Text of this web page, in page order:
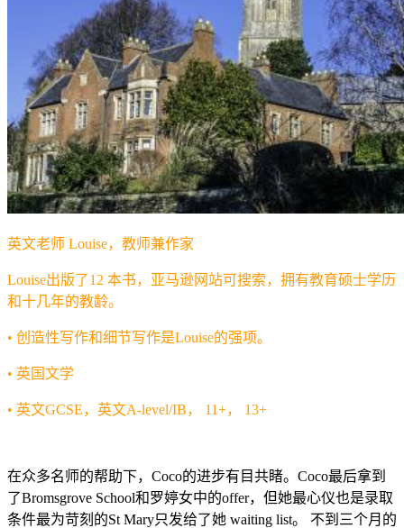
英文老师 Louise，教师兼作家
Louise出版了12 本书，亚马逊网站可搜索，拥有教育硕士学历
和十几年的教龄。
• 创造性写作和细节写作是Louise的强项。
• 英国文学
• 英文GCSE，英文A-level/IB， 11+， 13+
在众多名师的帮助下，Coco的进步有目共睹。Coco最后拿到
了Bromsgrove School和罗婷女中的offer，但她最心仪也是录取
条件最为苛刻的St Mary只发给了她 waiting list。 不到三个月的